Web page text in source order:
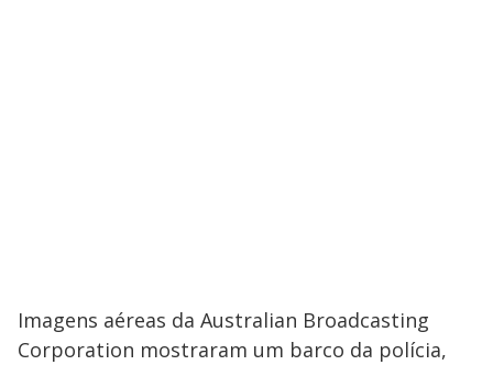
Imagens aéreas da Australian Broadcasting
Corporation mostraram um barco da polícia,